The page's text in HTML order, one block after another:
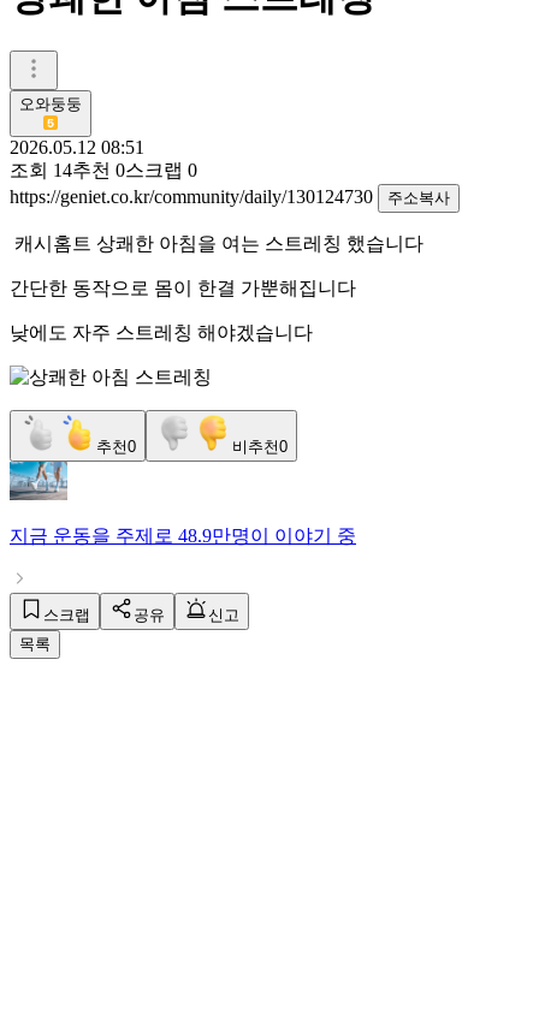
오와둥둥
2026.05.12 08:51
조회 14추천 0스크랩 0
https://geniet.co.kr/community/daily/130124730
주소복사
캐시홈트 상쾌한 아침을 여는 스트레칭 했습니다
간단한 동작으로 몸이 한결 가뿐해집니다
낮에도 자주 스트레칭 해야겠습니다
추천0 비추천0
지금 운동을 주제로 48.9만명이 이야기 중
스크랩 공유
신고
목록